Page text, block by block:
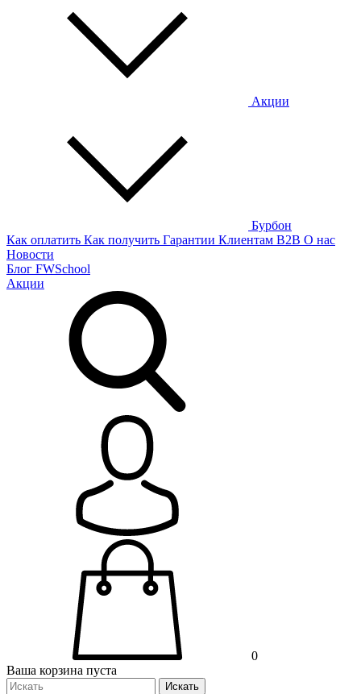
Акции
Бурбон
Как оплатить Как получить Гарантии Клиентам B2B О нас
Новости
Блог FWSchool
Акции
0
Ваша корзина пуста
Искать